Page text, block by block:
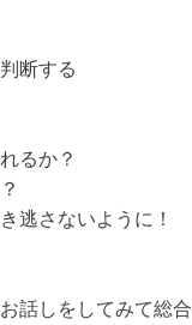
断する
るか？
逃さないように！
話しをしてみて総合